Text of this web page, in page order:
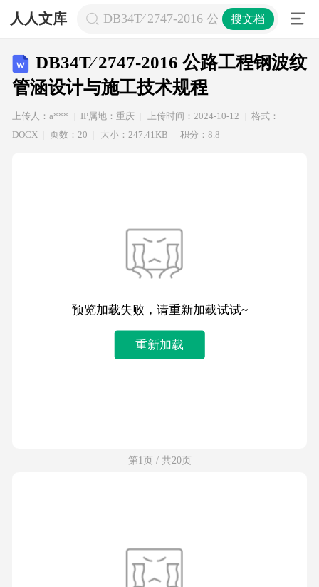
人人文库 DB34T∕ 2747-2016 公路工程钢波纹管
搜文档
DB34T∕ 2747-2016 公路工程钢波纹
管涵设计与施工技术规程
上传人：a*** IP属地：重庆 上传时间：2024-10-12
格式：
DOCX
页数：20 大小：247.41KB 积分：8.8
预览加载失败，请重新加载试试~
重新加载
第1页 / 共20页